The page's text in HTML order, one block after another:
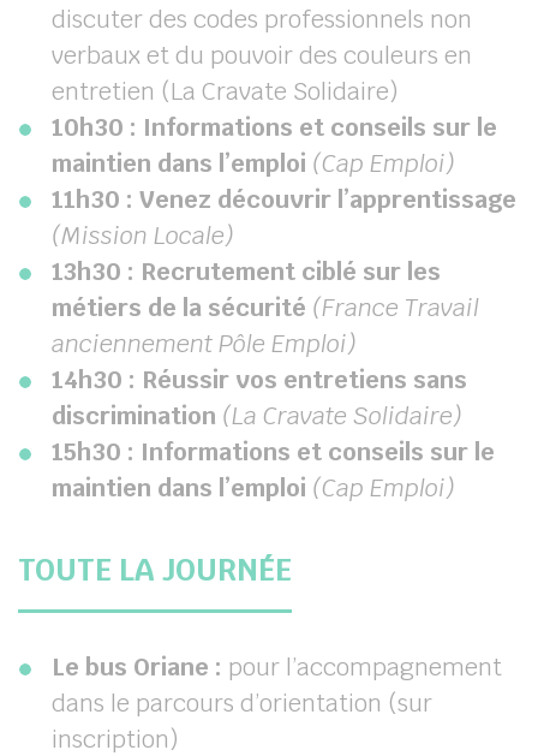
discuter des codes professionnels non
verbaux et du pouvoir des couleurs en
entretien (La Cravate Solidaire)
10h30 : Informations et conseils sur le
maintien dans l’emploi (Cap Emploi)
11h30 : Venez découvrir l’apprentissage
(Mission Locale)
13h30 : Recrutement ciblé sur les
métiers de la sécurité (France Travail
anciennement Pôle Emploi)
14h30 : Réussir vos entretiens sans
discrimination (La Cravate Solidaire)
15h30 : Informations et conseils sur le
maintien dans l’emploi (Cap Emploi)
TOUTE LA JOURNÉE
Le bus Oriane : pour l’accompagnement
dans le parcours d’orientation (sur
inscription)